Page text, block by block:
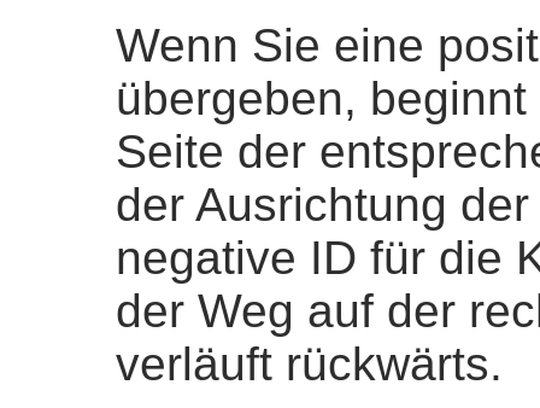
Wenn Sie eine
übergeben,
Seite der
der Ausrichtung
negative ID für die
der Weg auf der
verläuft rückwärts.